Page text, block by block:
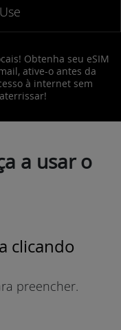
Obtenha seu eSIM
ative-o antes da
à internet sem
a usar o
clicando
preencher.